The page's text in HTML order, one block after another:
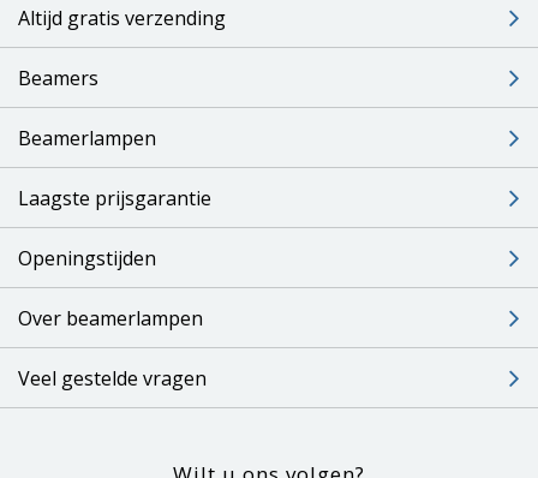
Altijd gratis verzending
Beamers
Beamerlampen
Laagste prijsgarantie
Openingstijden
Over beamerlampen
Veel gestelde vragen